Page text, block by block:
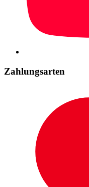
Zahlungsarten